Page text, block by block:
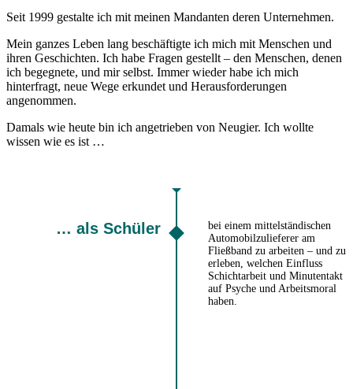
Seit 1999 gestalte ich mit meinen Mandanten deren Unternehmen.
Mein ganzes Leben lang beschäftigte ich mich mit Menschen und
ihren Geschichten. Ich habe Fragen gestellt – den Menschen, denen
ich begegnete, und mir selbst. Immer wieder habe ich mich
hinterfragt, neue Wege erkundet und Herausforderungen
angenommen.
Damals wie heute bin ich angetrieben von Neugier. Ich wollte
wissen wie es ist …
… als Schüler
bei einem mittelständischen
Automobilzulieferer am
Fließband zu arbeiten – und zu
erleben, welchen Einfluss
Schichtarbeit und Minutentakt
auf Psyche und Arbeitsmoral
haben.